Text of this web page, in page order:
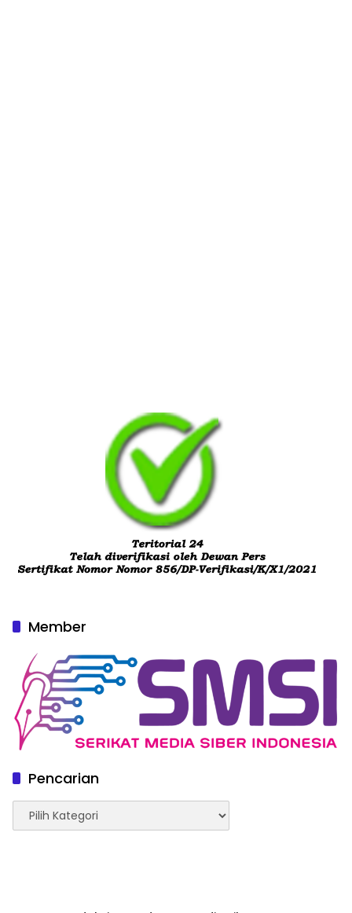
Member
Pencarian
Pencarian